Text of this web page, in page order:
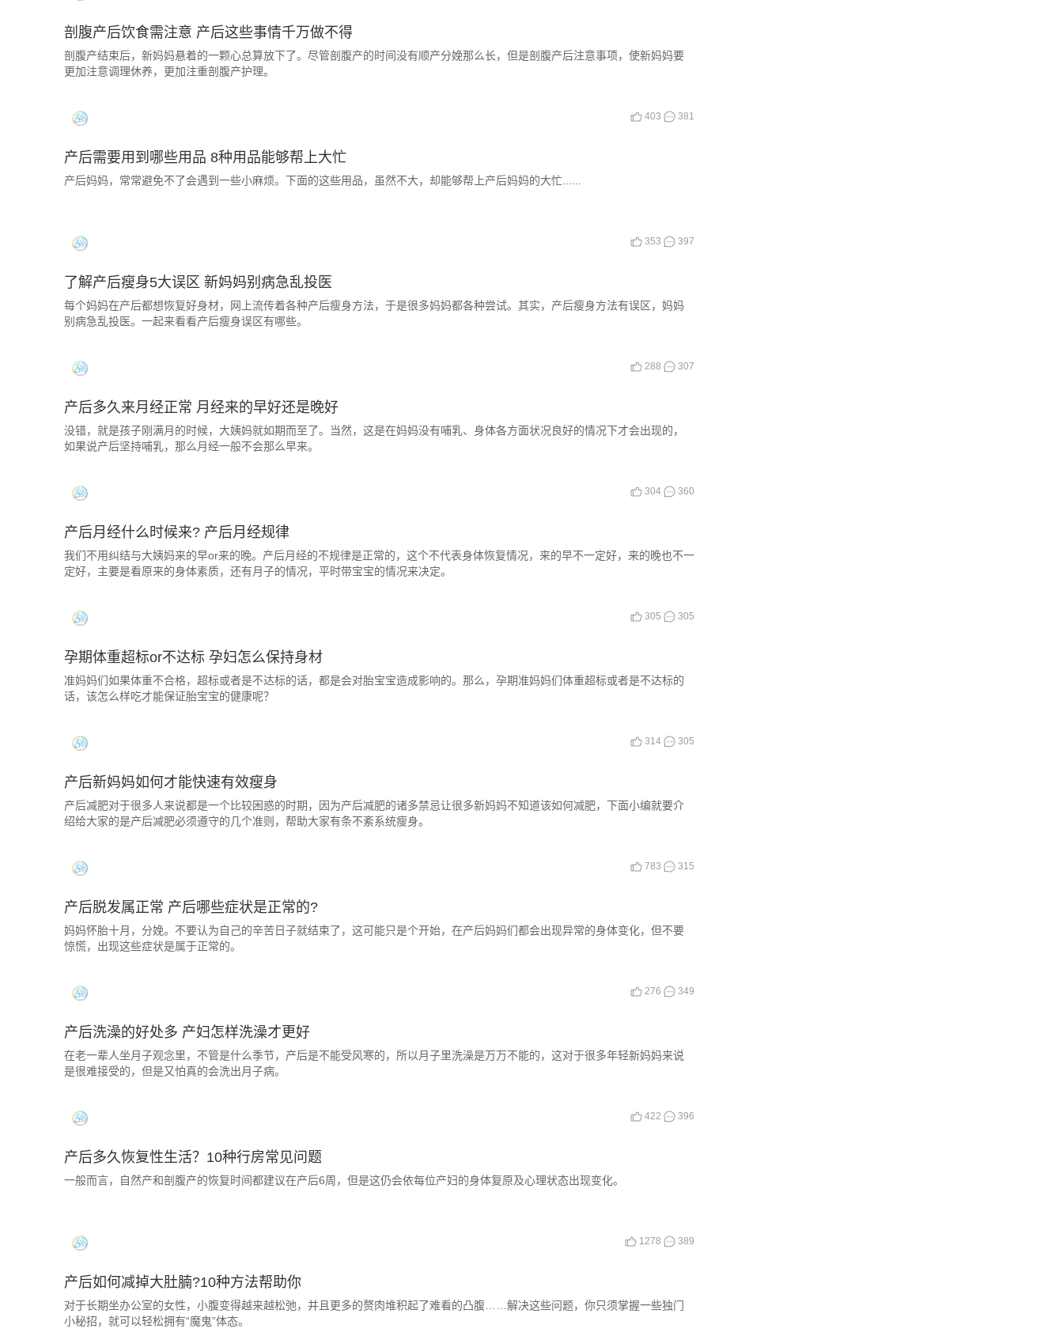
剖腹产后饮食需注意 产后这些事情千万做不得
剖腹产结束后，新妈妈悬着的一颗心总算放下了。尽管剖腹产的时间没有顺产分娩那么长，但是剖腹产后注意事项，使新妈妈要
更加注意调理休养，更加注重剖腹产护理。
403 381
产后需要用到哪些用品 8种用品能够帮上大忙
产后妈妈，常常避免不了会遇到一些小麻烦。下面的这些用品，虽然不大，却能够帮上产后妈妈的大忙......
353 397
了解产后瘦身5大误区 新妈妈别病急乱投医
每个妈妈在产后都想恢复好身材，网上流传着各种产后瘦身方法，于是很多妈妈都各种尝试。其实，产后瘦身方法有误区，妈妈
别病急乱投医。一起来看看产后瘦身误区有哪些。
288 307
产后多久来月经正常 月经来的早好还是晚好
没错，就是孩子刚满月的时候，大姨妈就如期而至了。当然，这是在妈妈没有哺乳、身体各方面状况良好的情况下才会出现的，
如果说产后坚持哺乳，那么月经一般不会那么早来。
304 360
产后月经什么时候来? 产后月经规律
我们不用纠结与大姨妈来的早or来的晚。产后月经的不规律是正常的，这个不代表身体恢复情况，来的早不一定好，来的晚也不一
定好，主要是看原来的身体素质，还有月子的情况，平时带宝宝的情况来决定。
305 305
孕期体重超标or不达标 孕妇怎么保持身材
准妈妈们如果体重不合格，超标或者是不达标的话，都是会对胎宝宝造成影响的。那么，孕期准妈妈们体重超标或者是不达标的
话，该怎么样吃才能保证胎宝宝的健康呢？
314 305
产后新妈妈如何才能快速有效瘦身
产后减肥对于很多人来说都是一个比较困惑的时期，因为产后减肥的诸多禁忌让很多新妈妈不知道该如何减肥，下面小编就要介
绍给大家的是产后减肥必须遵守的几个准则，帮助大家有条不紊系统瘦身。
783 315
产后脱发属正常 产后哪些症状是正常的?
妈妈怀胎十月，分娩。不要认为自己的辛苦日子就结束了，这可能只是个开始，在产后妈妈们都会出现异常的身体变化，但不要
惊慌，出现这些症状是属于正常的。
276 349
产后洗澡的好处多 产妇怎样洗澡才更好
在老一辈人坐月子观念里，不管是什么季节，产后是不能受风寒的，所以月子里洗澡是万万不能的，这对于很多年轻新妈妈来说
是很难接受的，但是又怕真的会洗出月子病。
422 396
产后多久恢复性生活？10种行房常见问题
一般而言，自然产和剖腹产的恢复时间都建议在产后6周，但是这仍会依每位产妇的身体复原及心理状态出现变化。
1278 389
产后如何减掉大肚腩?10种方法帮助你
对于长期坐办公室的女性，小腹变得越来越松弛，并且更多的赘肉堆积起了难看的凸腹……解决这些问题，你只须掌握一些独门
小秘招，就可以轻松拥有“魔鬼”体态。